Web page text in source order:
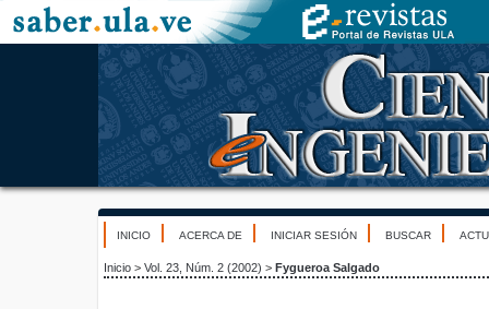
INICIO ACERCA DE INICIAR SESIÓN BUSCAR
Inicio > Vol. 23, Núm. 2 (2002) > Fygueroa Salgado